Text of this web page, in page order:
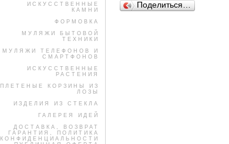
ИСКУССТВЕННЫЕ
КАМНИ
ФОРМОВКА
МУЛЯЖИ БЫТОВОЙ
ТЕХНИКИ
МУЛЯЖИ ТЕЛЕФОНОВ И
СМАРТФОНОВ
ИСКУССТВЕННЫЕ
РАСТЕНИЯ
ПЛЕТЕНЫЕ КОРЗИНЫ ИЗ
ЛОЗЫ
ИЗДЕЛИЯ ИЗ СТЕКЛА
ГАЛЕРЕЯ ИДЕЙ
ДОСТАВКА, ВОЗВРАТ
ГАРАНТИЯ, ПОЛИТИКА
КОНФИДЕНЦИАЛЬНОСТИ
Поделиться…